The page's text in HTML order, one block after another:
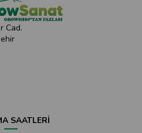
Cad.
SAATLERİ